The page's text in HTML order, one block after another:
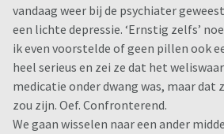
het gewoon verleerd ben. Heel
weet ik denk ik nog wel hoe het moet
gewoon niet uit.
Ik weet niet meer hoe ‘het leven’
leuk zal zijn. Ik weet vaak niet meer
willen. Ik wil geen dingen doen, geen
De dagen duren te lang.
vandaag weer bij de psychiater
een lichte depressie. ‘Ernstig zelfs’
ik even voorstelde of geen pillen ook
heel serieus en zei ze dat het
medicatie onder dwang was, maar dat
zou zijn. Oef. Confronterend.
We gaan wisselen naar een ander